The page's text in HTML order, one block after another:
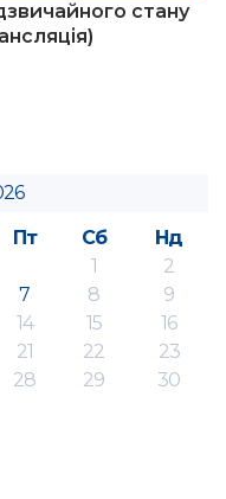
стану
Пт Сб
Нд
1
2
7 8
9
14 15
16
21 22
23
28 29
30